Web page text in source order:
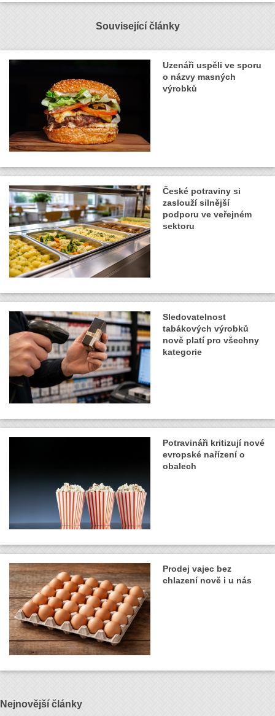
Související články
Uzenáři uspěli ve sporu
o názvy masných
výrobků
České potraviny si
zaslouží silnější
podporu ve veřejném
sektoru
Sledovatelnost
tabákových výrobků
nově platí pro všechny
kategorie
Potravináři kritizují nové
evropské nařízení o
obalech
Prodej vajec bez
chlazení nově i u nás
Nejnovější články